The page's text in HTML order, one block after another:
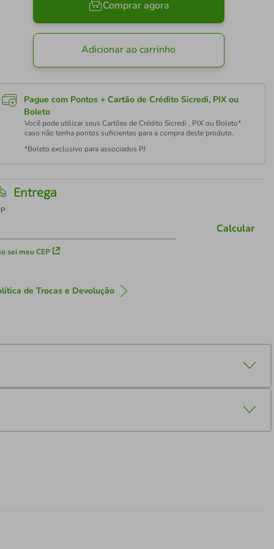
Comprar agora
Adicionar ao carrinho
Pague com Pontos + Cartão de Crédito Sicredi, PIX ou
Boleto
Você pode utilizar seus Cartões de Crédito Sicredi , PIX ou Boleto*
caso não tenha pontos suficientes para a compra deste produto.
*Boleto exclusivo para associados PJ
Entrega
sei meu CEP
Calcular
de Trocas e Devolução